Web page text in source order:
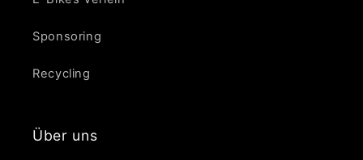
Sponsoring
Recycling
Über uns